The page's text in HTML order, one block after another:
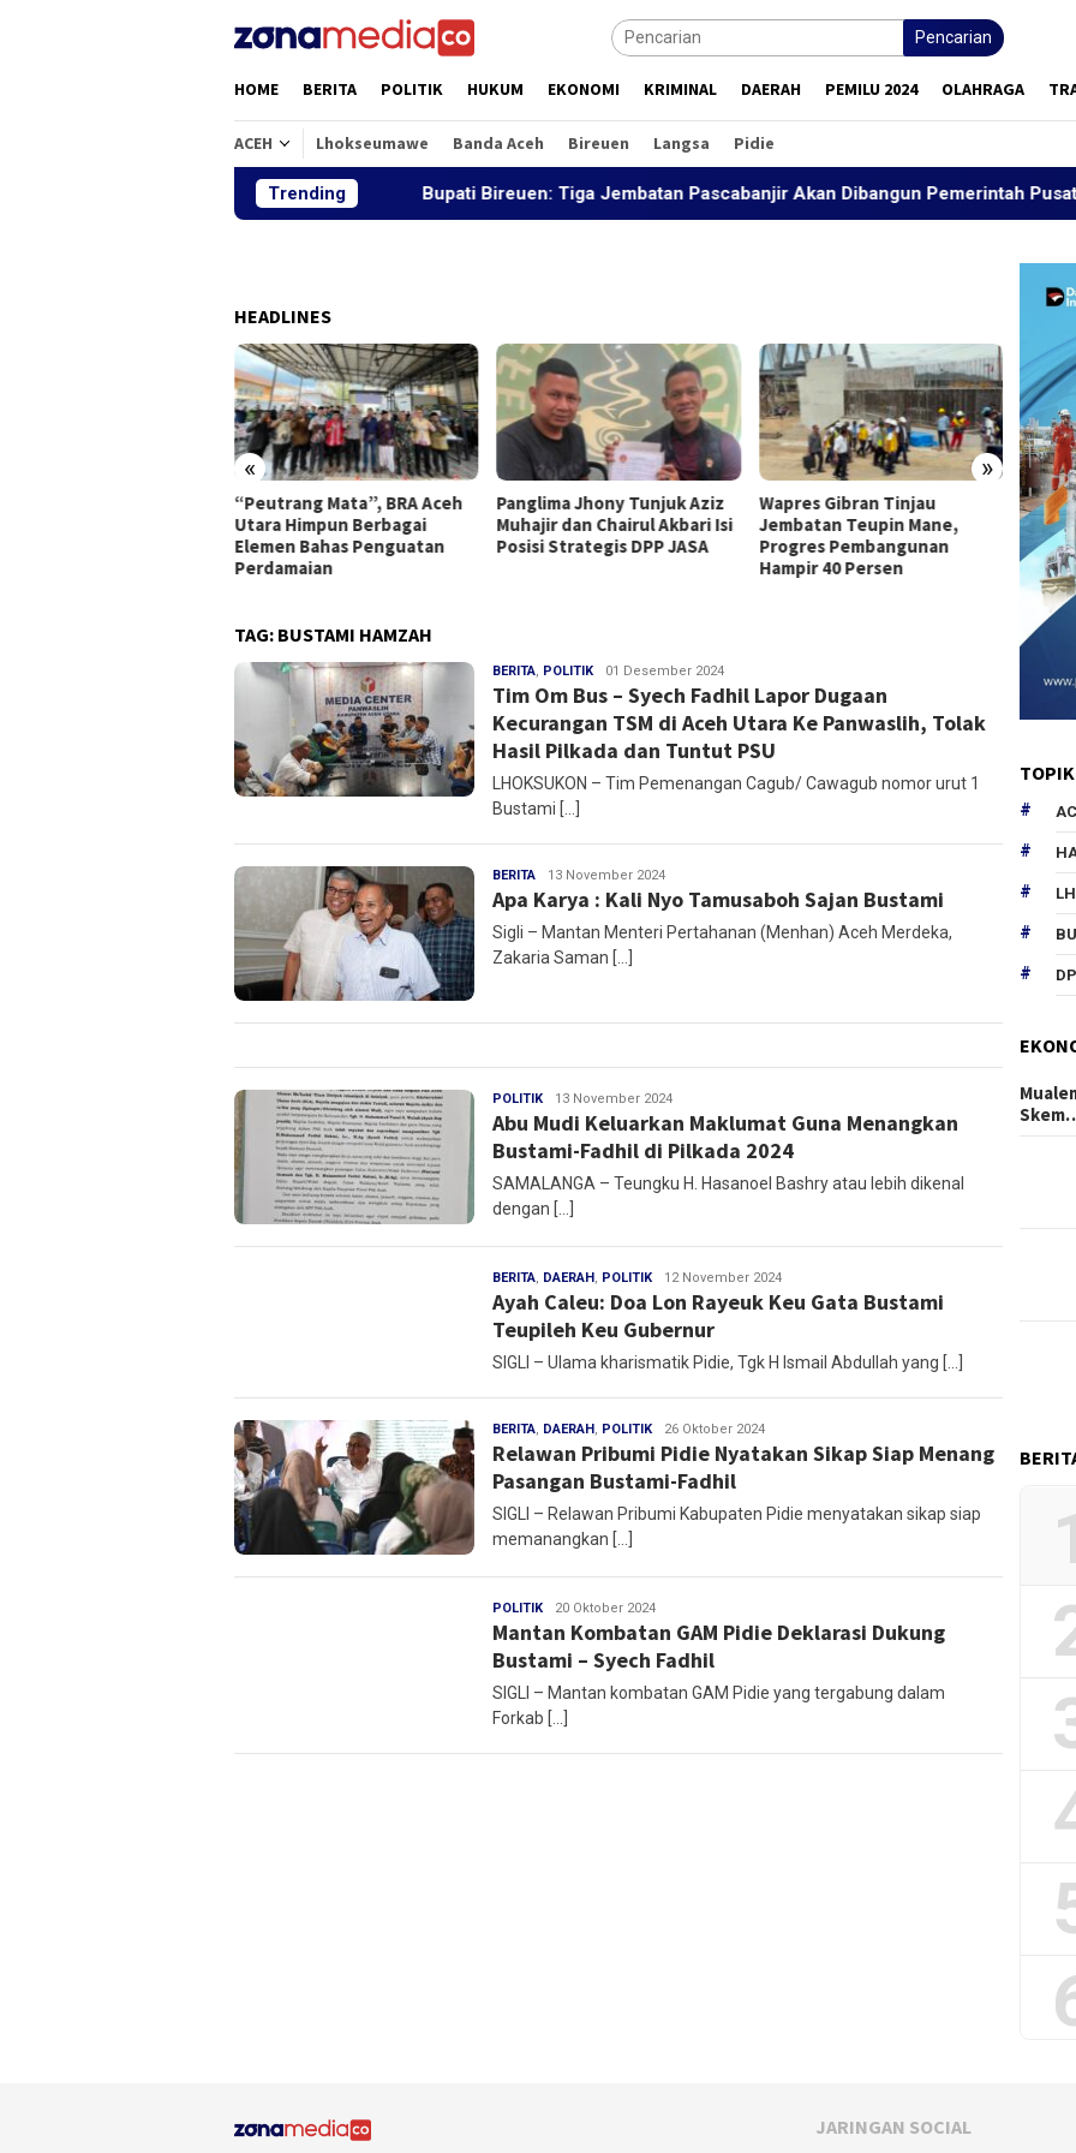
Pencarian
HOME BERITA POLITIK HUKUM EKONOMI KRIMINAL DAERAH PEMILU 2024 OLAHRAGA
ACEH Lhokseumawe Banda Aceh Bireuen Langsa Pidie
Trending Bupati Bireuen: Tiga Jembatan Pascabanjir Akan Dibangun Pemerintah Pusat
HEADLINES
« »
“Peutrang Mata”, BRA Aceh
Utara Himpun Berbagai
Elemen Bahas Penguatan
Perdamaian
Panglima Jhony Tunjuk Aziz
Muhajir dan Chairul Akbari Isi
Posisi Strategis DPP JASA
Wapres Gibran Tinjau
Jembatan Teupin Mane,
Progres Pembangunan
Hampir 40 Persen
TAG: BUSTAMI HAMZAH
BERITA, POLITIK Redaksi
01 Desember 2024
Tim Om Bus – Syech Fadhil Lapor Dugaan
Kecurangan TSM di Aceh Utara Ke Panwaslih, Tolak
Hasil Pilkada dan Tuntut PSU
LHOKSUKON – Tim Pemenangan Cagub/ Cawagub nomor urut 1
Bustami […]
BERITA Redaksi
13 November 2024
Apa Karya : Kali Nyo Tamusaboh Sajan Bustami
Sigli – Mantan Menteri Pertahanan (Menhan) Aceh Merdeka,
Zakaria Saman […]
POLITIK Redaksi
13 November 2024
Abu Mudi Keluarkan Maklumat Guna Menangkan
Bustami-Fadhil di Pilkada 2024
SAMALANGA – Teungku H. Hasanoel Bashry atau lebih dikenal
dengan […]
BERITA, DAERAH, POLITIK Redaksi
12 November 2024
Ayah Caleu: Doa Lon Rayeuk Keu Gata Bustami
Teupileh Keu Gubernur
SIGLI – Ulama kharismatik Pidie, Tgk H Ismail Abdullah yang […]
BERITA, DAERAH, POLITIK Redaksi
26 Oktober 2024
Relawan Pribumi Pidie Nyatakan Sikap Siap Menang
Pasangan Bustami-Fadhil
SIGLI – Relawan Pribumi Kabupaten Pidie menyatakan sikap siap
memanangkan […]
POLITIK Redaksi
20 Oktober 2024
Mantan Kombatan GAM Pidie Deklarasi Dukung
Bustami – Syech Fadhil
SIGLI – Mantan kombatan GAM Pidie yang tergabung dalam
Forkab […]
JARINGAN SOCIAL